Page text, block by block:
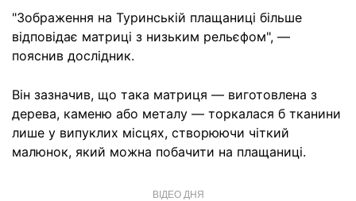
"Зображення на Туринській плащаниці більше
відповідає матриці з низьким рельєфом", —
пояснив дослідник.
Він зазначив, що така матриця — виготовлена з
дерева, каменю або металу — торкалася б тканини
лише у випуклих місцях, створюючи чіткий
малюнок, який можна побачити на плащаниці.
ВІДЕО ДНЯ